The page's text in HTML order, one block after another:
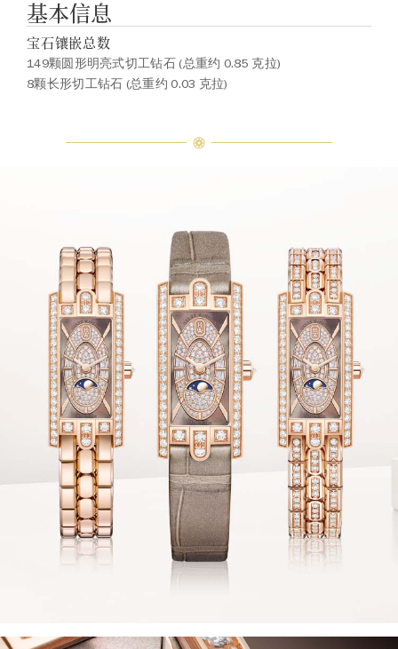
基本信息
宝石镶嵌总数
149颗圆形明亮式切工钻石 (总重约 0.85 克拉)
8颗长形切工钻石 (总重约 0.03 克拉)